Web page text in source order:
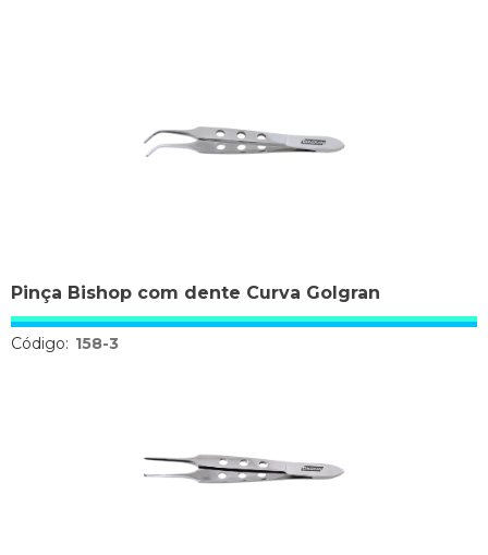
Pinça Bishop com dente Curva Golgran
Código: 158-3